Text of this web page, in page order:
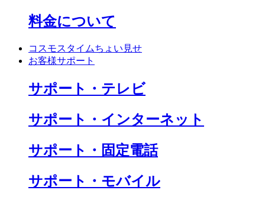
料金について
コスモスタイムちょい見せ
お客様サポート
サポート・テレビ
サポート・インターネット
サポート・固定電話
サポート・モバイル